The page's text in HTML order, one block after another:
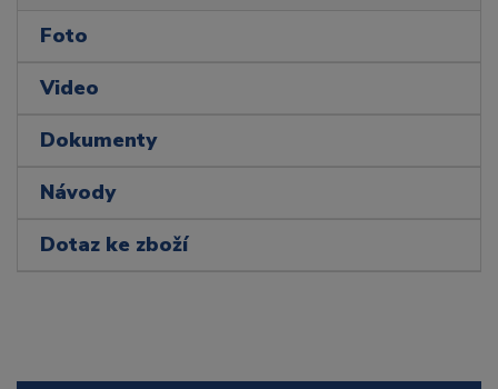
Foto
Video
Dokumenty
Návody
Dotaz ke zboží